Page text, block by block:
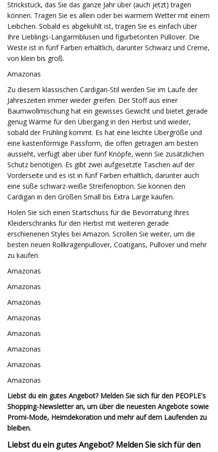
Strickstück, das Sie das ganze Jahr über (auch jetzt) ​​tragen
können. Tragen Sie es allein oder bei warmem Wetter mit einem
Leibchen. Sobald es abgekühlt ist, tragen Sie es einfach über
Ihre Lieblings-Langarmblusen und figurbetonten Pullover. Die
Weste ist in fünf Farben erhältlich, darunter Schwarz und Creme,
von klein bis groß.
Amazonas
Zu diesem klassischen Cardigan-Stil werden Sie im Laufe der
Jahreszeiten immer wieder greifen. Der Stoff aus einer
Baumwollmischung hat ein gewisses Gewicht und bietet gerade
genug Wärme für den Übergang in den Herbst und wieder,
sobald der Frühling kommt. Es hat eine leichte Übergröße und
eine kastenförmige Passform, die offen getragen am besten
aussieht, verfügt aber über fünf Knöpfe, wenn Sie zusätzlichen
Schutz benötigen. Es gibt zwei aufgesetzte Taschen auf der
Vorderseite und es ist in fünf Farben erhältlich, darunter auch
eine süße schwarz-weiße Streifenoption. Sie können den
Cardigan in den Größen Small bis Extra Large kaufen.
Holen Sie sich einen Startschuss für die Bevorratung Ihres
Kleiderschranks für den Herbst mit weiteren gerade
erschienenen Styles bei Amazon. Scrollen Sie weiter, um die
besten neuen Rollkragenpullover, Coatigans, Pullover und mehr
zu kaufen.
Amazonas
Amazonas
Amazonas
Amazonas
Amazonas
Amazonas
Amazonas
Amazonas
Liebst du ein gutes Angebot? Melden Sie sich für den PEOPLE's
Shopping-Newsletter an, um über die neuesten Angebote sowie
Promi-Mode, Heimdekoration und mehr auf dem Laufenden zu
bleiben.
Liebst du ein gutes Angebot? Melden Sie sich für den